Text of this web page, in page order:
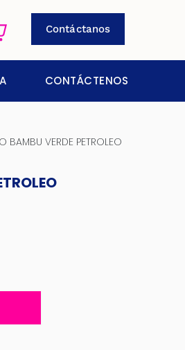
Contáctanos
CONTÁCTENOS
BAMBU VERDE PETROLEO